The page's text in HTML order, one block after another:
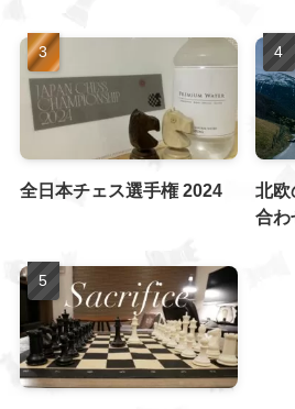
全日本チェス選手権 2024
北
合わ